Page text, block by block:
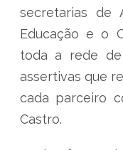
secretarias de
Educação e o
toda a rede
assertivas que
cada parceiro
Castro.